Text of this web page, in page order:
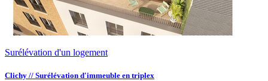
Surélévation d'un logement
Clichy // Surélévation d'immeuble en triplex